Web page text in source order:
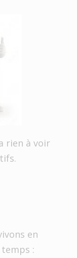
rien à voir
en
: